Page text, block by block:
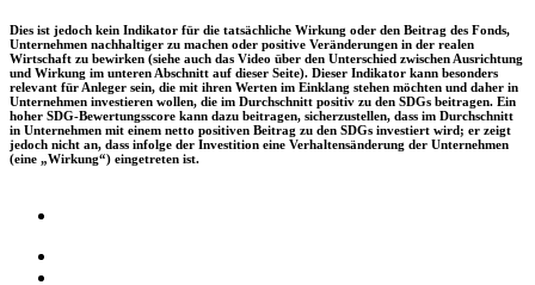
Dies ist jedoch kein Indikator für die tatsächliche Wirkung oder den Beitrag des Fonds,
Unternehmen nachhaltiger zu machen oder positive Veränderungen in der realen
Wirtschaft zu bewirken (siehe auch das Video über den Unterschied zwischen Ausrichtung
und Wirkung im unteren Abschnitt auf dieser Seite). Dieser Indikator kann besonders
relevant für Anleger sein, die mit ihren Werten im Einklang stehen möchten und daher in
Unternehmen investieren wollen, die im Durchschnitt positiv zu den SDGs beitragen. Ein
hoher SDG-Bewertungsscore kann dazu beitragen, sicherzustellen, dass im Durchschnitt
in Unternehmen mit einem netto positiven Beitrag zu den SDGs investiert wird; er zeigt
jedoch nicht an, dass infolge der Investition eine Verhaltensänderung der Unternehmen
(eine „Wirkung“) eingetreten ist.